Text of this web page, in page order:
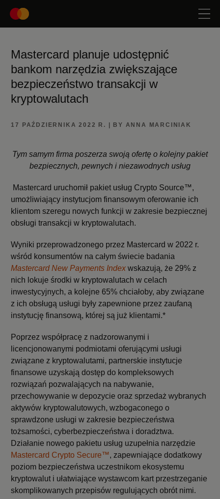
Mastercard planuje udostępnić
bankom narzędzia zwiększające
bezpieczeństwo transakcji w
kryptowalutach
17 PAŹDZIERNIKA 2022 R. | BY ANNA MARCINIAK
Tym samym firma poszerza swoją ofertę o kolejny pakiet
bezpiecznych, pewnych i niezawodnych usług
Mastercard uruchomił pakiet usług Crypto Source™,
umożliwiający instytucjom finansowym oferowanie ich
klientom szeregu nowych funkcji w zakresie bezpiecznej
obsługi transakcji w kryptowalutach.
Wyniki przeprowadzonego przez Mastercard w 2022 r.
wśród konsumentów na całym świecie badania
Mastercard New Payments Index wskazują, że 29% z
nich lokuje środki w kryptowalutach w celach
inwestycyjnych, a kolejne 65% chciałoby, aby związane
z ich obsługą usługi były zapewnione przez zaufaną
instytucję finansową, której są już klientami.*
Poprzez współpracę z nadzorowanymi i
licencjonowanymi podmiotami oferującymi usługi
związane z kryptowalutami, partnerskie instytucje
finansowe uzyskają dostęp do kompleksowych
rozwiązań pozwalających na nabywanie,
przechowywanie w depozycie oraz sprzedaż wybranych
aktywów kryptowalutowych, wzbogaconego o
sprawdzone usługi w zakresie bezpieczeństwa
tożsamości, cyberbezpieczeństwa i doradztwa.
Działanie nowego pakietu usług uzupełnia narzędzie
Mastercard Crypto Secure™, zapewniające dodatkowy
poziom bezpieczeństwa uczestnikom ekosystemu
kryptowalut i ułatwiające wystawcom kart przestrzeganie
skomplikowanych przepisów regulujących obrót nimi.